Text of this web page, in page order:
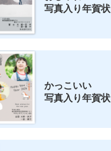
写真入り年賀状
かっこいい
写真入り年賀状